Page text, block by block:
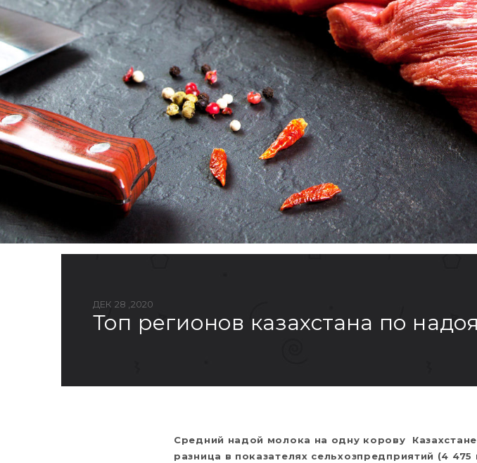
ДЕК 28 ,2020
топ регионов казахстана по
Средний надой молока на одну корову
разница в показателях сельхозпредприятий (4